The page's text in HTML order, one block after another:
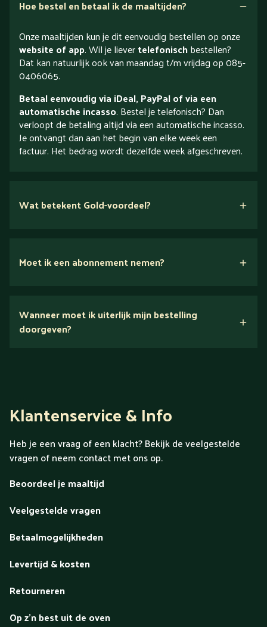
Hoe bestel en betaal ik de maaltijden?
Onze maaltijden kun je dit eenvoudig bestellen op onze
website of app. Wil je lievertelefonischbestellen?
Dat kan natuurlijk ook van maandag t/m vrijdag op 085-
0406065.
Betaal eenvoudig via iDeal, PayPal of via een
automatische incasso. Bestel je telefonisch? Dan
verloopt de betaling altijd via een automatische incasso.
Je ontvangt dan aan het begin van elke week een
factuur. Het bedrag wordt dezelfde week afgeschreven.
Wat betekent Gold-voordeel?
Ontdek alles over Gold
Moet ik een abonnement nemen?
Wanneer moet ik uiterlijk mijn bestelling
doorgeven?
Klantenservice & Info
Heb je een vraag of een klacht? Bekijk de veelgestelde
vragen of neem contact met ons op.
Beoordeel je maaltijd
Veelgestelde vragen
Betaalmogelijkheden
Levertijd & kosten
Retourneren
Op z'n best uit de oven